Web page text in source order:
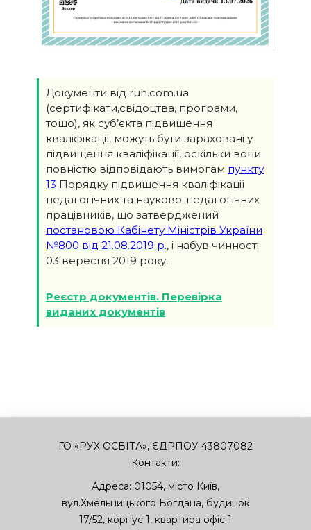
Документи від ruh.com.ua
(сертифікати,свідоцтва, програми,
тощо), як суб’єкта підвищення
кваліфікації, можуть бути зараховані у
підвищення кваліфікації, оскільки вони
повністю відповідають вимогам пункту
13 Порядку підвищення кваліфікації
педагогічних та науково-педагогічних
працівників, що затверджений
постановою Кабінету Міністрів України
№800 від 21.08.2019 р., і набув чинності
03 вересня 2019 року.
Реєстр документів. Перевірка
виданих документів
ГО «РУХ ОСВІТА», ЄДРПОУ 43807082
Контакти:
Адреса: 01054, місто Київ,
вул.Хмельницького Богдана, будинок
17/52, корпус 1, квартира офіс 1